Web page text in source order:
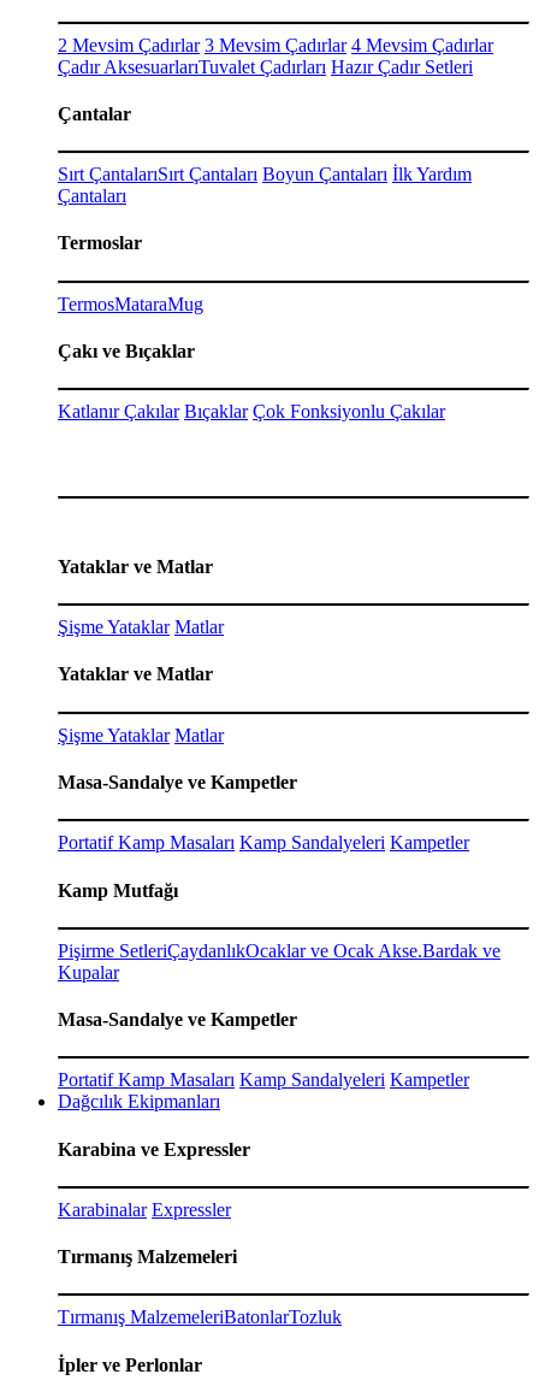
2 Mevsim Çadırlar 3 Mevsim Çadırlar 4 Mevsim Çadırlar
Çadır AksesuarlarıTuvalet Çadırları Hazır Çadır Setleri
Çantalar
Sırt ÇantalarıSırt Çantaları Boyun Çantaları İlk Yardım
Çantaları
Termoslar
TermosMataraMug
Çakı ve Bıçaklar
Katlanır Çakılar Bıçaklar Çok Fonksiyonlu Çakılar
Yataklar ve Matlar
Şişme Yataklar Matlar
Yataklar ve Matlar
Şişme Yataklar Matlar
Masa-Sandalye ve Kampetler
Portatif Kamp Masaları Kamp Sandalyeleri Kampetler
Kamp Mutfağı
Pişirme SetleriÇaydanlıkOcaklar ve Ocak Akse.Bardak ve
Kupalar
Masa-Sandalye ve Kampetler
Portatif Kamp Masaları Kamp Sandalyeleri Kampetler
Dağcılık Ekipmanları
Karabina ve Expressler
Karabinalar Expressler
Tırmanış Malzemeleri
Tırmanış MalzemeleriBatonlarTozluk
İpler ve Perlonlar